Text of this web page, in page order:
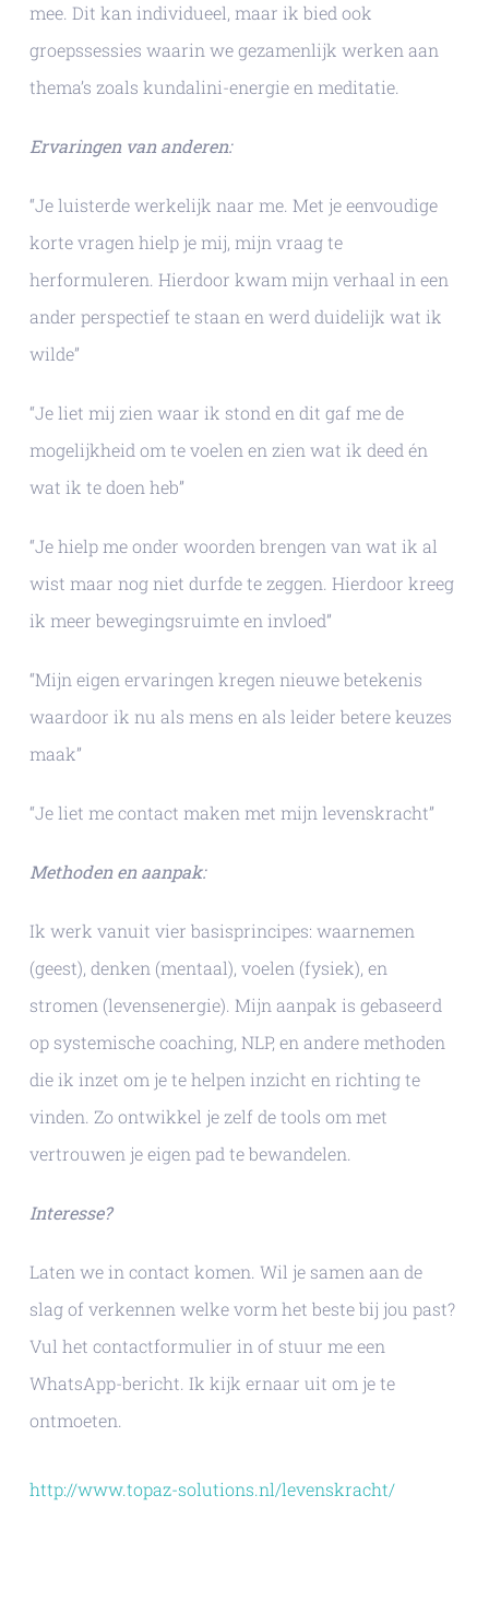
mee. Dit kan individueel, maar ik bied ook
groepssessies waarin we gezamenlijk werken aan
thema’s zoals kundalini-energie en meditatie.
Ervaringen van anderen:
“Je luisterde werkelijk naar me. Met je eenvoudige
korte vragen hielp je mij, mijn vraag te
herformuleren. Hierdoor kwam mijn verhaal in een
ander perspectief te staan en werd duidelijk wat ik
wilde”
“Je liet mij zien waar ik stond en dit gaf me de
mogelijkheid om te voelen en zien wat ik deed én
wat ik te doen heb”
“Je hielp me onder woorden brengen van wat ik al
wist maar nog niet durfde te zeggen. Hierdoor kreeg
ik meer bewegingsruimte en invloed”
“Mijn eigen ervaringen kregen nieuwe betekenis
waardoor ik nu als mens en als leider betere keuzes
maak”
“Je liet me contact maken met mijn levenskracht”
Methoden en aanpak:
Ik werk vanuit vier basisprincipes: waarnemen
(geest), denken (mentaal), voelen (fysiek), en
stromen (levensenergie). Mijn aanpak is gebaseerd
op systemische coaching, NLP, en andere methoden
die ik inzet om je te helpen inzicht en richting te
vinden. Zo ontwikkel je zelf de tools om met
vertrouwen je eigen pad te bewandelen.
Interesse?
Laten we in contact komen. Wil je samen aan de
slag of verkennen welke vorm het beste bij jou past?
Vul het contactformulier in of stuur me een
WhatsApp-bericht. Ik kijk ernaar uit om je te
ontmoeten.
http://www.topaz-solutions.nl/levenskracht/